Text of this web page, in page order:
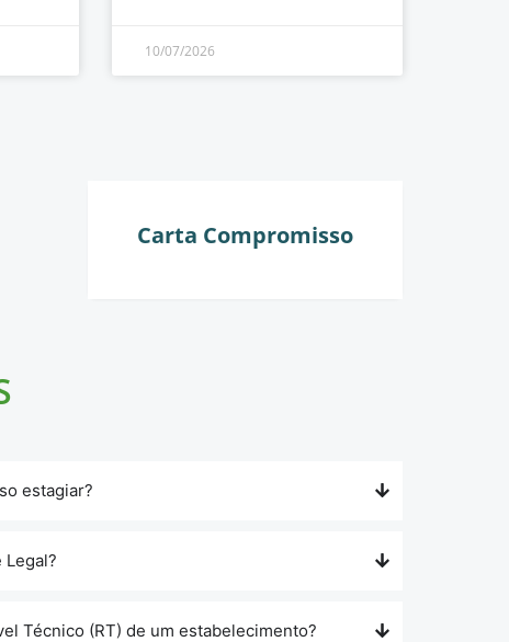
10/07/2026
Carta Compromisso
estagiar?
Legal?
Técnico (RT) de um estabelecimento?